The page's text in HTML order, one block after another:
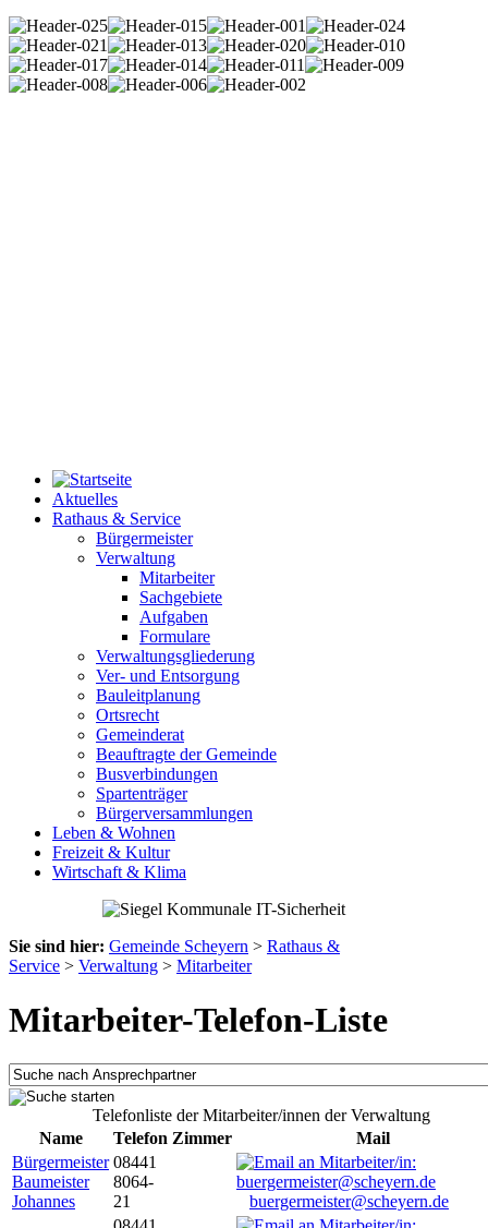
Aktuelles
Rathaus & Service
Bürgermeister
Verwaltung
Mitarbeiter
Sachgebiete
Aufgaben
Formulare
Verwaltungsgliederung
Ver- und Entsorgung
Bauleitplanung
Ortsrecht
Gemeinderat
Beauftragte der Gemeinde
Busverbindungen
Spartenträger
Bürgerversammlungen
Leben & Wohnen
Freizeit & Kultur
Wirtschaft & Klima
Sie sind hier: Gemeinde Scheyern > Rathaus &
Service > Verwaltung > Mitarbeiter
Mitarbeiter-Telefon-Liste
Telefonliste der Mitarbeiter/innen der Verwaltung
Name
Telefon Zimmer
Mail
Bürgermeister
Baumeister
Johannes
08441
8064-
21
buergermeister@scheyern.de